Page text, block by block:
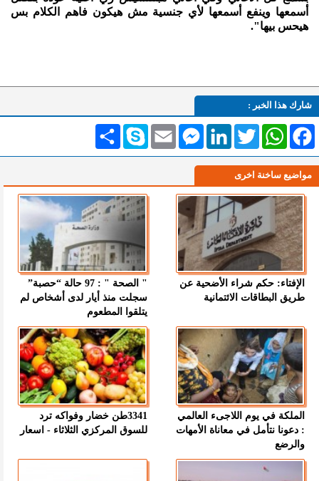
أسمعها وينفع أسمعها لأي جنسية مش هيكون فاهم الكلام بس
هيحس بيها".
شارك هذا الخبر :
انشر Skype Email
MessengerLinkedInTwitterWhatsAppFacebook
مواضيع ساخنة اخرى
الإفتاء: حكم شراء الأضحية عن
طريق البطاقات الائتمانية
" الصحة " : 97 حالة “حصبة”
سجلت منذ أيار لدى أشخاص لم
يتلقوا المطعوم
الملكة في يوم اللاجىء العالمي
: دعونا نتأمل في معاناة الأمهات
والرضع
3341طن خضار وفواكه ترد
للسوق المركزي الثلاثاء - اسعار